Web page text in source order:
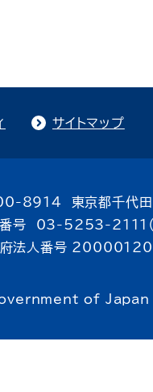
サイトマップ
8914 東京都千代田
号 03-5253-2111（
府法人番号
of Japan